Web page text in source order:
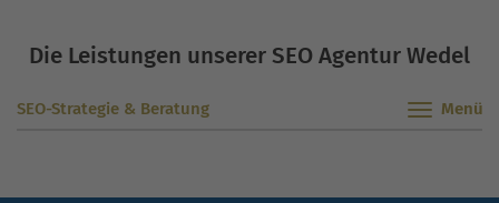
Die Leistungen unserer SEO Agentur Wedel
SEO-Strategie & Beratung